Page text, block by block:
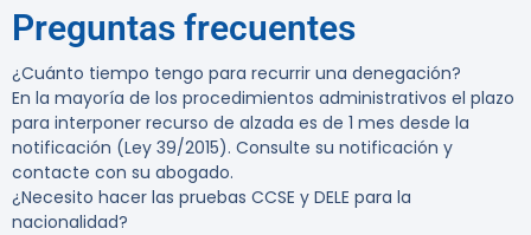
Preguntas frecuentes
¿Cuánto tiempo tengo para recurrir una denegación?
En la mayoría de los procedimientos administrativos el plazo
para interponer recurso de alzada es de 1 mes desde la
notificación (Ley 39/2015). Consulte su notificación y
contacte con su abogado.
¿Necesito hacer las pruebas CCSE y DELE para la
nacionalidad?